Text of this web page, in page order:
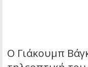
Ο Γιάκουμπ